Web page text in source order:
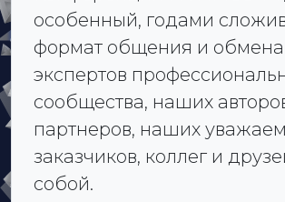
особенный, годами
формат общения и
экспертов
сообщества, наших
партнеров, наших
заказчиков, коллег и
собой.